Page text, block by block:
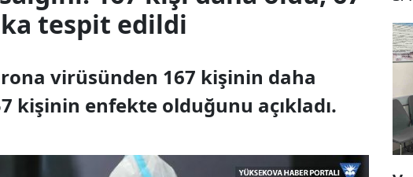
tespit edildi
virüsünden 167 kişinin daha
kişinin enfekte olduğunu açıkladı.